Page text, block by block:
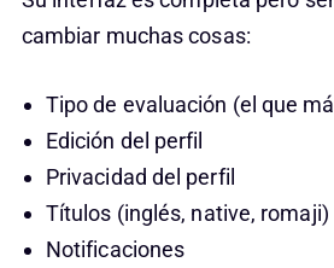
cambiar muchas cosas:
Tipo de evaluación (el que
Edición del perfil
Privacidad del perfil
Títulos (inglés, native, romaji)
Notificaciones